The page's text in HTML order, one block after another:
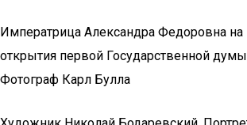
Императрица Александра Федоровна
открытия первой Государственной
Фотограф Карл Булла